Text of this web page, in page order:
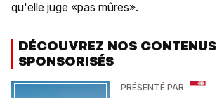
qu'elle juge «pas mûres».
DÉCOUVREZ NOS CONTENUS
SPONSORISÉS
PRÉSENTÉ PAR